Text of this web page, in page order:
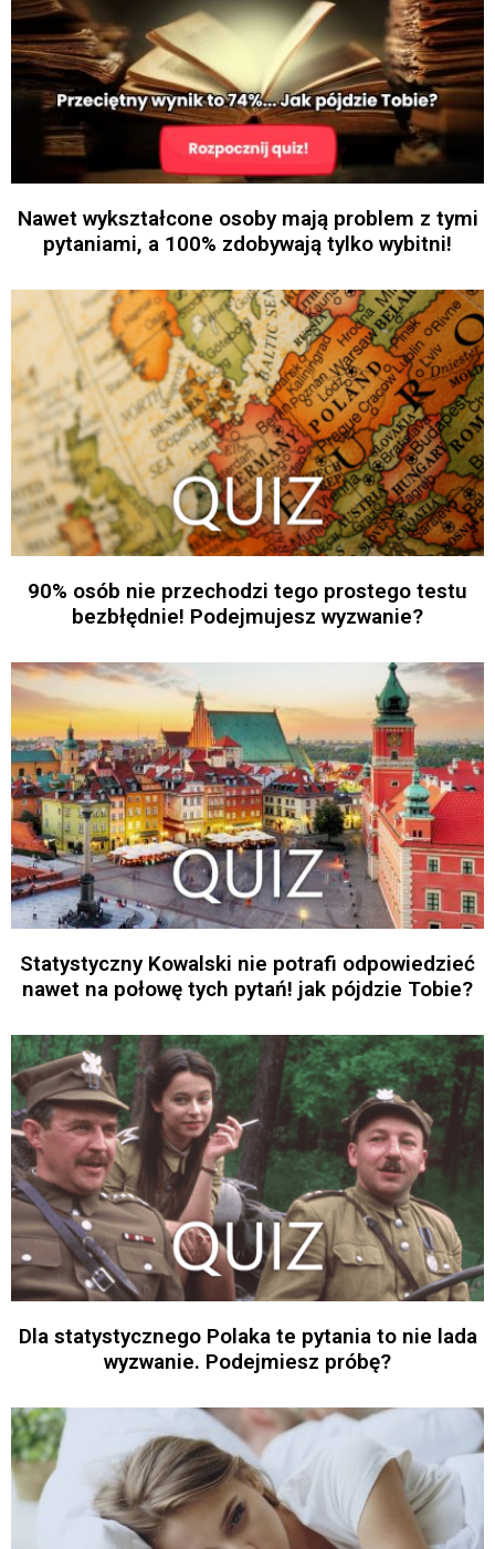
Nawet wykształcone osoby mają problem z tymi
pytaniami, a 100% zdobywają tylko wybitni!
90% osób nie przechodzi tego prostego testu
bezbłędnie! Podejmujesz wyzwanie?
Statystyczny Kowalski nie potrafi odpowiedzieć
nawet na połowę tych pytań! jak pójdzie Tobie?
Dla statystycznego Polaka te pytania to nie lada
wyzwanie. Podejmiesz próbę?